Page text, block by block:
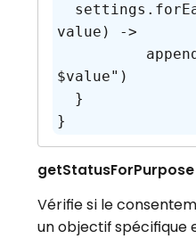
value) ->
$value")
getStatusForPurpose
Vérifie si le
un objectif spécifique